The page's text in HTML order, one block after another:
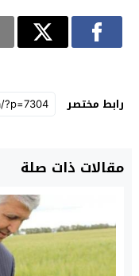
رابط مختصر
مقالات ذات صلة